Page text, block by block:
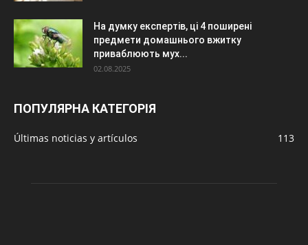
На думку експертів, ці 4 поширені
предмети домашнього вжитку
приваблюють мух...
02.08.2025
ПОПУЛЯРНА КАТЕГОРІЯ
Últimas noticias y artículos 113